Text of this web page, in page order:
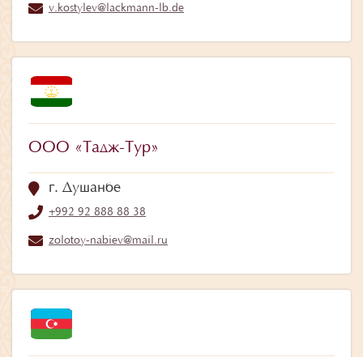
v.kostylev@lackmann-lb.de
ООО «Тадж-Тур»
г. Душанбе
+992 92 888 88 38
zolotoy-nabiev@mail.ru